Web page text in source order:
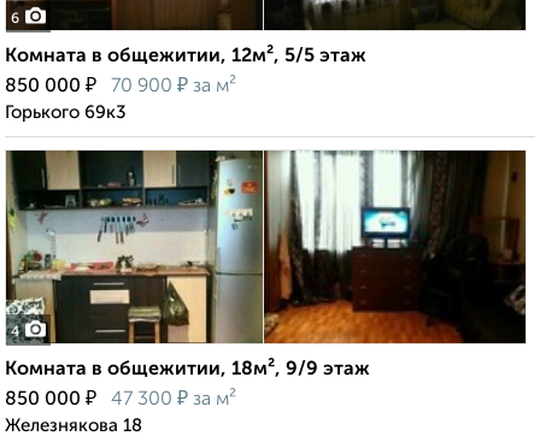
6
Комната в общежитии, 12м², 5/5 этаж
850 000 ₽ 70 900 ₽ за м²
Горького 69к3
4
Комната в общежитии, 18м², 9/9 этаж
850 000 ₽ 47 300 ₽ за м²
Железнякова 18